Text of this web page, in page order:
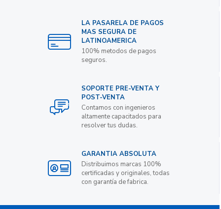
LA PASARELA DE PAGOS
MAS SEGURA DE
LATINOAMERICA
100% metodos de pagos
seguros.
SOPORTE PRE-VENTA Y
POST-VENTA
Contamos con ingenieros
altamente capacitados para
resolver tus dudas.
GARANTIA ABSOLUTA
Distribuimos marcas 100%
certificadas y originales, todas
con garantía de fabrica.